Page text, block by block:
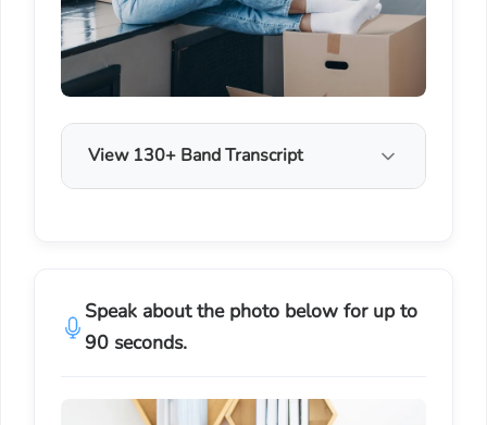
View 130+ Band Transcript
Speak about the photo below for up to
90 seconds.